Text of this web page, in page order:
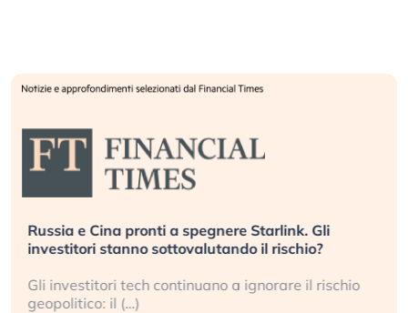
Russia e Cina pronti a spegnere Starlink. Gli
investitori stanno sottovalutando il rischio?
Gli investitori tech continuano a ignorare il rischio
geopolitico: il (…)